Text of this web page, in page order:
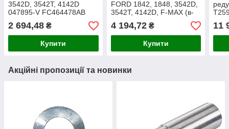
3542D, 3542T, 4142D
047895-V FC464478AB
2 694,48 ₴
Купити
FORD 1842, 1848, 3542D,
3542T, 4142D, F-MAX (в-
во Туреччина) FC46 4231
BA FC464231BA
4 194,72₴
Купити
11
Акційні пропозиції та новинки